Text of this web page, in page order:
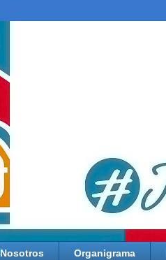
Nosotros Organigrama